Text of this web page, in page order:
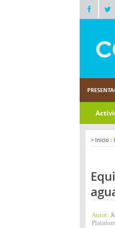
> Inicio /
Autor: